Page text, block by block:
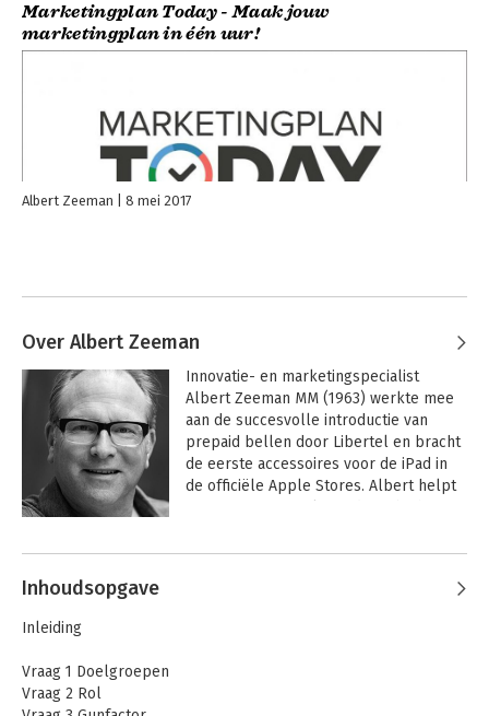
Marketingplan Today - Maak jouw
marketingplan in één uur!
Albert Zeeman 8 mei 2017
Over Albert Zeeman
Innovatie- en marketingspecialist
Albert Zeeman MM (1963) werkte mee
aan de succesvolle introductie van
prepaid bellen door Libertel en bracht
de eerste accessoires voor de iPad in
de officiële Apple Stores. Albert helpt
waarde om die te vertalen naar nieuw
dat alle filmsterren, YouTube-helden en
Andere boeken door Albert Zeeman
Inhoudsopgave
Inleiding
Vraag 1 Doelgroepen
Vraag 2 Rol